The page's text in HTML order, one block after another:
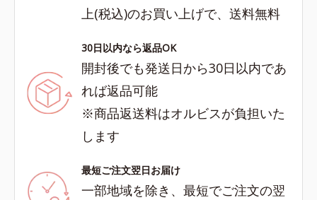
上(税込)のお買い上げで、送料無料
30日以内なら返品OK
開封後でも発送日から30日以内であ
れば返品可能
※商品返送料はオルビスが負担いた
します
最短ご注文翌日お届け
一部地域を除き、最短でご注文の翌